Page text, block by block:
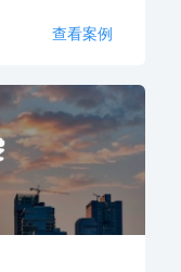
查看案例